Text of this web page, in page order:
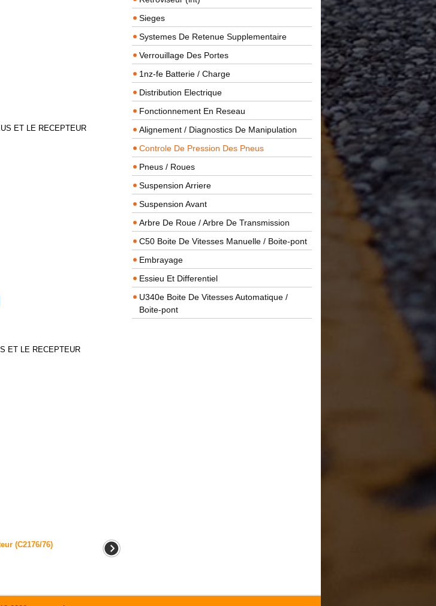
ET LE RECEPTEUR
ET LE RECEPTEUR
(C2176/76)
Sieges
Systemes De Retenue Supplementaire
Verrouillage Des Portes
1nz-fe Batterie / Charge
Distribution Electrique
Fonctionnement En Reseau
Alignement / Diagnostics De Manipulation
Controle De Pression Des Pneus
Pneus / Roues
Suspension Arriere
Suspension Avant
Arbre De Roue / Arbre De Transmission
C50 Boite De Vitesses Manuelle / Boite-pont
Embrayage
Essieu Et Differentiel
U340e Boite De Vitesses Automatique /
Boite-pont